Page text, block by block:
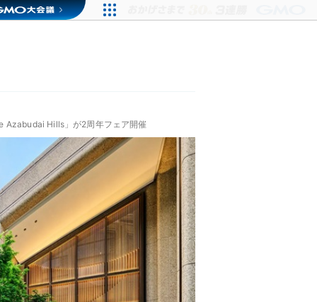
Azabudai Hills」が2周年フェア開催